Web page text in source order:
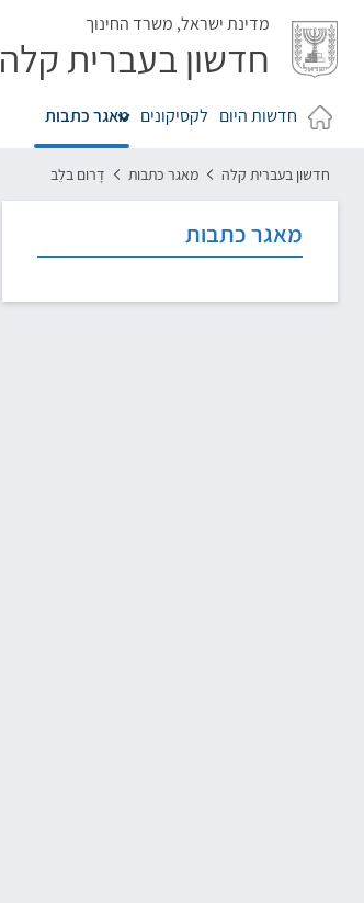
דלג
מדינת ישראל, משרד החינוך
חדשון בעברית קלה
חדשות היום לקסיקונים מאגר כתבות
חדשון בעברית קלה מאגר כתבות דָרום בלֵב
מאגר כתבות